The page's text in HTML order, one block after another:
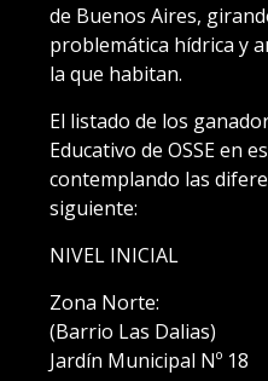
de Buenos Aires,
problemática hídrica y
la que habitan.
El listado de los
Educativo de OSSE en
contemplando las
siguiente:
NIVEL INICIAL
Zona Norte:
(Barrio Las Dalias)
Jardín Municipal Nº 18